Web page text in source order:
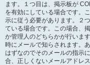
ます。１つ目は、掲示板が
を有効にしている場合です。
示に従う必要があります。２
ている場合です。この場合、
か管理人のどちらかが行いま
時にメールで知らされます。
はずなのでそのメールの指示
合、正しくないメールアドレ